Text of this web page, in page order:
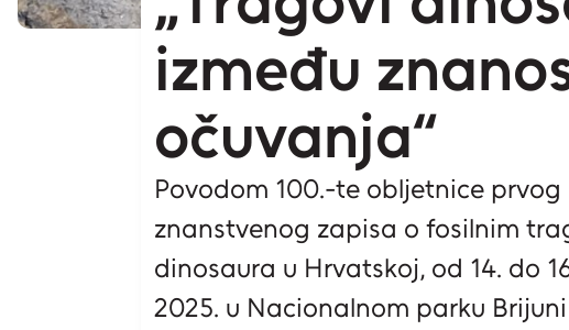
između
očuvanja“
Povodom 100.-te obljetnice prvog
znanstvenog zapisa o fosilnim
dinosaura u Hrvatskoj, od 14. do
2025. u Nacionalnom parku